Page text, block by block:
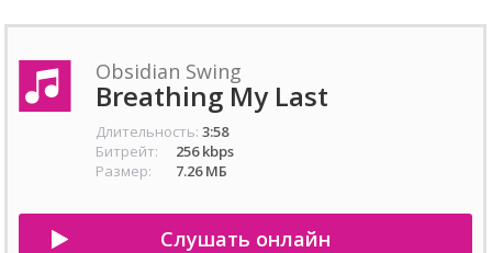
Obsidian Swing
Breathing My Last
Длительность: 3:58
Битрейт:
256 kbps
Размер:
7.26 МБ
Слушать онлайн